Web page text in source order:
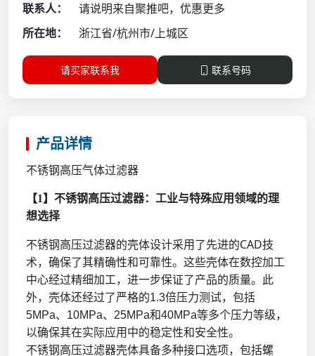
联系人：
请说明来自聚推吧，优惠更多
所在地：
浙江省/杭州市/上城区
请买家联系我 联系号码
产品详情
不锈钢高压气体过滤器
【1】不锈钢高压过滤器：工业与特殊应用领域的理
想选择
不锈钢高压过滤器的壳体设计采用了先进的CAD技
术，确保了其精确性和可靠性。这些壳体在数控加工
中心经过精细加工，进一步保证了产品的质量。此
外，壳体还经过了严格的1.3倍压力测试，包括
5MPa、 10MPa、 25MPa和40MPa等多个压力等级，
以确保其在实际应用中的稳定性和安全性。
不锈钢高压过滤器壳体具备多种接口选项，包括螺